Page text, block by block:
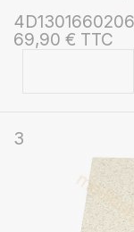
69,90 € TTC
3